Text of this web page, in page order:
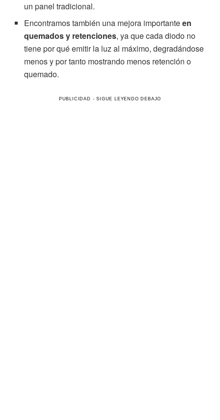
un panel tradicional.
Encontramos también una mejora importanteen
quemados y retenciones, ya que cada diodo no
tiene por qué emitir la luz al máximo, degradándose
menos y por tanto mostrando menos retención o
quemado.